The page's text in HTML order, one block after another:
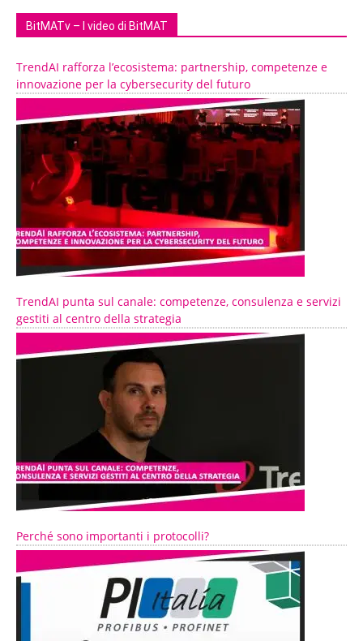
BitMATv – I video di BitMAT
TrendAI rafforza l’ecosistema: partnership, competenze e
innovazione per la cybersecurity del futuro
TrendAI punta sul canale: competenze, consulenza e servizi
gestiti al centro della strategia
Perché sono importanti i protocolli?